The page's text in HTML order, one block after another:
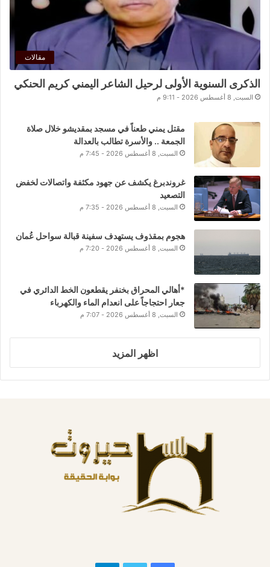
مقالات
الذكرى السنوية الأولى لرحيل الشاعر اليمني كريم الحنكي
السبت, 8 أغسطس 2026 - 9:11 م
مقتل يمني طعناً في مسجد بمقديشو خلال صلاة
الجمعة .. والأسرة تطالب بالعدالة
السبت, 8 أغسطس 2026 - 7:45 م
غروندبرغ يكشف عن جهود مكثفة واتصالات لخفض
التصعيد
السبت, 8 أغسطس 2026 - 7:35 م
هجوم بمقذوف يستهدف سفينة قبالة سواحل عُمان
السبت, 8 أغسطس 2026 - 7:20 م
*أهالي المحراق بخنفر يقطعون الخط الدائري في
جعار احتجاجاً على انعدام الماء والكهرباء
السبت, 8 أغسطس 2026 - 7:07 م
اظهر المزيد